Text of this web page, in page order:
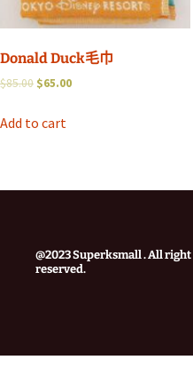
Donald Duck毛巾
$85.00 $65.00
Add to cart
@2023 Superksmall . All right
reserved.